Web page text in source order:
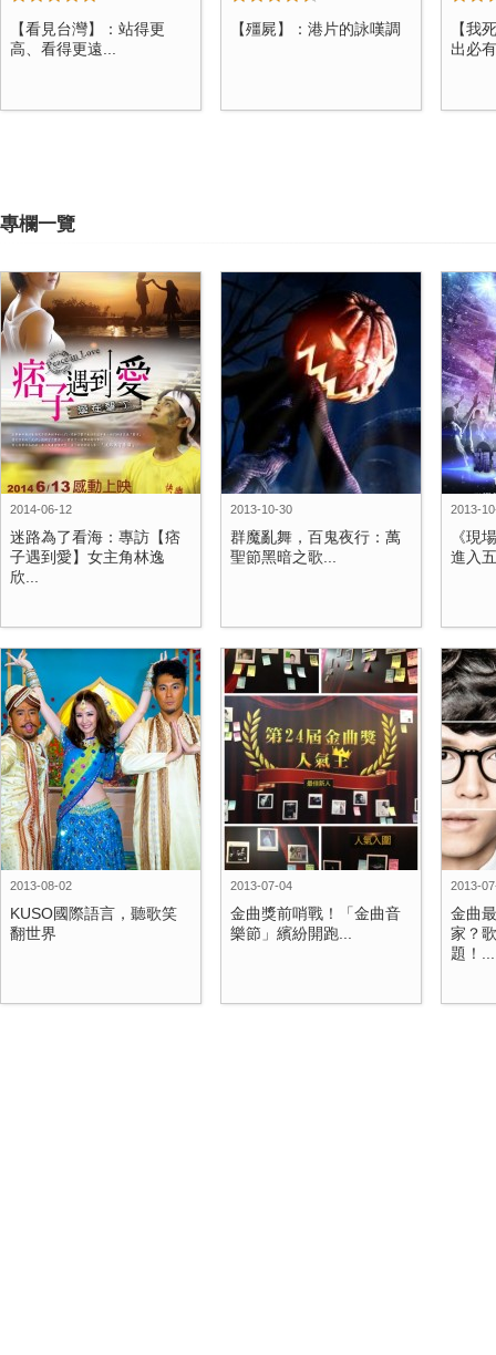
【看見台灣】：站得更
高、看得更遠...
【殭屍】：港片的詠嘆調
【我
出必
專欄一覽
2014-06-12
迷路為了看海：專訪【痞
子遇到愛】女主角林逸
欣...
2013-10-30
群魔亂舞，百鬼夜行：萬
聖節黑暗之歌...
2013-
《現
進入
2013-08-02
KUSO國際語言，聽歌笑
翻世界
2013-07-04
金曲獎前哨戰！「金曲音
樂節」繽紛開跑...
2013-
金曲
家？
題！...